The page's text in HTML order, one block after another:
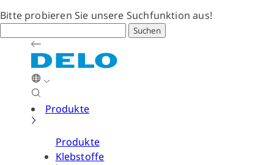
Bitte probieren Sie unsere Suchfunktion aus!
Suchen
Produkte
Produkte
Klebstoffe